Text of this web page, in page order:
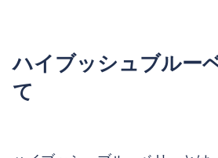
ハイブッシュブルー
て